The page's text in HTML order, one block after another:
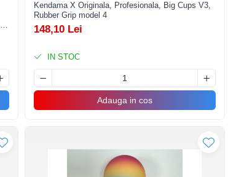
Kendama X Originala, Profesionala, Big Cups V3,
Rubber Grip model 4
148,10 Lei
IN STOC
Adauga in cos